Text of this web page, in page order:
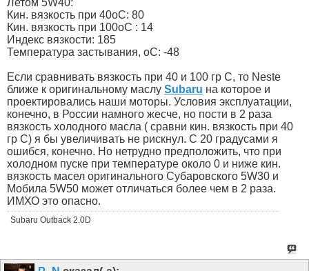
Летом 5W40:
Кин. вязкость при 40oC: 80
Кин. вязкость при 100oC : 14
Индекс вязкости: 185
Температура застывания, oC: -48
Если сравнивать вязкость при 40 и 100 гр С, то Neste
ближе к оригинальному маслу Subaru на которое и
проектировались наши моторы. Условия эксплуатации,
конечно, в России намного жесче, но пости в 2 раза
вязкость холодного масла ( сравни кин. вязкость при 40
гр С) я бы увеличивать не рискнул. С 20 градусами я
ошибся, конечно. Но нетрудно предположить, что при
холодном пуске при температуре около 0 и ниже кин.
вязкость масел оригинального Субаровского 5W30 и
Мобила 5W50 может отличаться более чем в 2 раза.
ИМХО это опасно.
Subaru Outback 2.0D